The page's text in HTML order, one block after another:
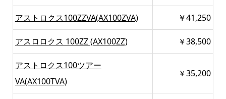
アストロクス100ZZVA(AX100ZVA) ￥41,250
アスロロクス 100ZZ (AX100ZZ) ￥38,500
アストロクス100ツアー
VA(AX100TVA)
￥35,200